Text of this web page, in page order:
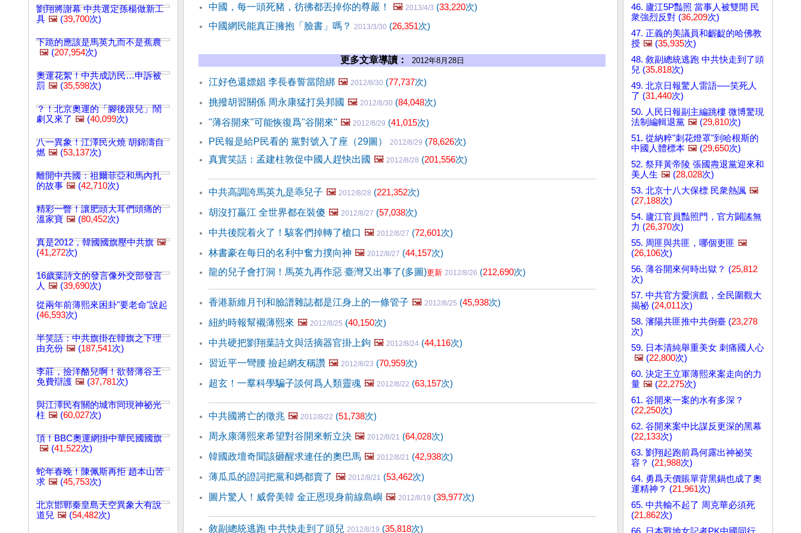
劉翔將謝幕 中共選定孫楊做新工
具 🖼️ (39,700次)
下跪的應該是馬英九而不是蕉農
🖼️ (207,954次)
奧運花絮！中共成訪民…申訴被
罰 🖼️ (35,598次)
？！北京奧運的「腳後跟兒」鬧
劇又來了 🖼️ (40,099次)
八一異象！江澤民火燒 胡錦濤自
燃 🖼️ (53,137次)
離開中共國：祖爾菲亞和馬內扎
的故事 🖼️ (42,710次)
精彩一瞥！讓肥頭大耳們頭痛的
溫家寶 🖼️ (80,452次)
真是2012，韓國國旗壓中共旗 🖼️
(41,272次)
16歲葉詩文的發言像外交部發言
人 🖼️ (39,690次)
從兩年前薄熙來困卦"要老命"說起
(46,593次)
半笑話：中共旗掛在韓旗之下理
由充份 🖼️ (187,541次)
李莊，撿洋酪兒啊！欲替薄谷王
免費辯護 🖼️ (37,781次)
與江澤民有關的城市同現神祕光
柱 🖼️ (60,027次)
頂！BBC奧運網掛中華民國國旗
🖼️ (41,522次)
蛇年春晚！陳佩斯再拒 趙本山苦
求 🖼️ (45,753次)
北京邯鄲秦皇島天空異象大有說
道兒 🖼️ (54,482次)
中國，每一頭死豬，彷彿都丟掉你的尊嚴！
🖼️ 2013/4/3 (33,220次)
中國網民能真正擁抱「臉書」嗎？ 2013/3/30 (26,351次)
更多文章導讀： 2012年8月28日
江好色還嫖娼 李長春誓當陪綁 🖼️ 2012/8/30 (77,737次)
挑撥胡習關係 周永康猛打吳邦國 🖼️ 2012/8/30 (84,048次)
"薄谷開來"可能恢復爲"谷開來" 🖼️ 2012/8/29 (41,015次)
P民報是給P民看的 黨對號入了座（29圖）
2012/8/29 (78,626次)
真實笑話：孟建柱敦促中國人趕快出國 🖼️ 2012/8/28 (201,556次)
中共高調誇馬英九是乖兒子 🖼️ 2012/8/28 (221,352次)
胡沒打贏江 全世界都在裝傻 🖼️ 2012/8/27 (57,038次)
中共後院着火了！駭客們掉轉了槍口 🖼️ 2012/8/27 (72,601次)
林書豪在每日的名利中奮力撲向神 🖼️ 2012/8/27 (44,157次)
龍的兒子會打洞！馬英九再作惡 臺灣又出事了(多圖)更新 2012/8/26 (212,690次)
香港新維月刊和臉譜雜誌都是江身上的一條管子 🖼️ 2012/8/25 (45,938次)
紐約時報幫襯薄熙來 🖼️ 2012/8/25 (40,150次)
中共硬把劉翔葉詩文與活摘器官掛上鉤 🖼️ 2012/8/24 (44,116次)
習近平一彎腰 撿起網友稱讚 🖼️ 2012/8/23 (70,959次)
超玄！一羣科學騙子談何爲人類靈魂 🖼️ 2012/8/22 (63,157次)
中共國將亡的徵兆 🖼️ 2012/8/22 (51,738次)
周永康薄熙來希望對谷開來斬立決 🖼️ 2012/8/21 (64,028次)
韓國政壇奇聞該砸醒求連任的奧巴馬 🖼️ 2012/8/21 (42,938次)
薄瓜瓜的證詞把黨和媽都賣了 🖼️ 2012/8/21 (53,462次)
圖片驚人！威脅美韓 金正恩現身前線島嶼 🖼️ 2012/8/19 (39,977次)
敘副總統逃跑 中共快走到了頭兒 2012/8/19 (35,818次)
46. 廬江5P豔照 當事人被雙開 民
衆強烈反對 (36,209次)
47. 正義的美議員和齷齪的哈佛教
授 🖼️ (35,935次)
48. 敘副總統逃跑 中共快走到了頭
兒 (35,818次)
49. 北京日報驚人雷語──笑死人
了 (31,440次)
50. 人民日報副主編跳樓 微博驚現
法制編輯退黨 🖼️ (29,810次)
51. 從納粹"刺花燈罩"到哈根斯的
中國人體標本 🖼️ (29,650次)
52. 祭拜黃帝陵 張國燾退黨迎來和
美人生 🖼️ (28,028次)
53. 北京十八大保標 民衆熱諷 🖼️
(27,188次)
54. 廬江官員豔照門，官方闢謠無
力 (26,370次)
55. 周匪與共匪，哪個更匪 🖼️
(26,106次)
56. 薄谷開來何時出獄？ (25,812
次)
57. 中共官方愛演戲，全民圍觀大
揭祕 (24,011次)
58. 瀋陽共匪推中共倒臺 (23,278
次)
59. 日本清純舉重美女 刺痛國人心
🖼️ (22,800次)
60. 決定王立軍薄熙來案走向的力
量 🖼️ (22,275次)
61. 谷開來一案的水有多深？
(22,250次)
62. 谷開來案中比謀反更深的黑幕
(22,133次)
63. 劉翔起跑前爲何露出神祕笑
容？ (21,988次)
64. 勇爲天價賬單背黑鍋也成了奧
運精神？ (21,961次)
65. 中共輸不起了 周克華必須死
(21,862次)
66. 日本戰地女記者PK中國同行